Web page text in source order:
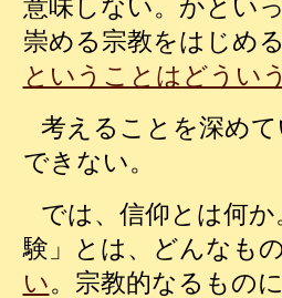
意味しない。かとい
崇める宗教をはじめ
ということはどうい
考えることを深め
できない。
では、信仰とは何
験」とは、どんなも
い。宗教的なるもの